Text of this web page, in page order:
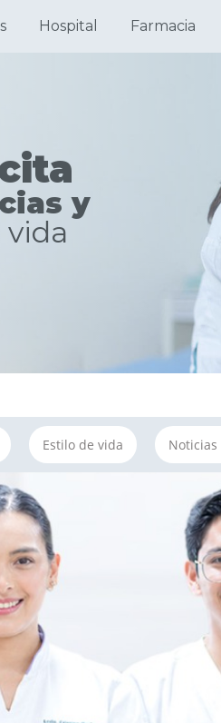
Hospital Farmacia
y
vida
Estilo de vida